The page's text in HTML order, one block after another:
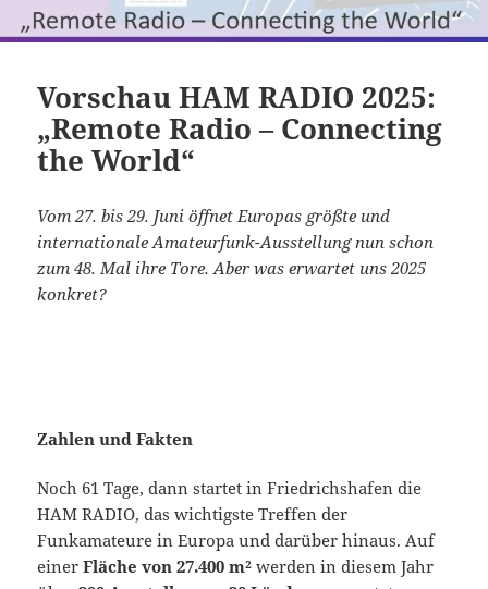
Vorschau HAM RADIO 2025:
„Remote Radio – Connecting
the World“
Vom 27. bis 29. Juni öffnet Europas größte und
internationale Amateurfunk-Ausstellung nun schon
zum 48. Mal ihre Tore. Aber was erwartet uns 2025
konkret?
Zahlen und Fakten
Noch 61 Tage, dann startet in Friedrichshafen die
HAM RADIO, das wichtigste Treffen der
Funkamateure in Europa und darüber hinaus. Auf
einerFläche von 27.400 m² werden in diesem Jahr